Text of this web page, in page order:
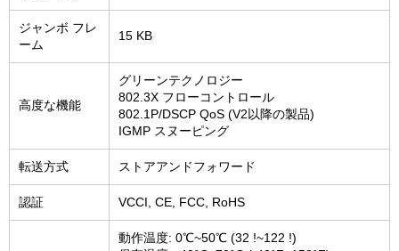
ジャンボ フレ
ーム
15 KB
高度な機能
グリーンテクノロジー
802.3X フローコントロール
802.1P/DSCP QoS (V2以降の製品)
IGMP スヌーピング
転送方式 ストアアンドフォワード
認証 VCCI, CE, FCC, RoHS
動作温度: 0℃~50℃ (32 !~122 !)